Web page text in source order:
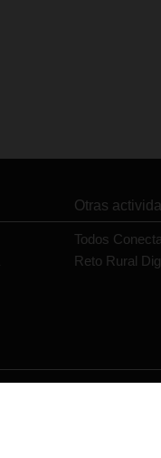
Otras
Todos
Reto Rural